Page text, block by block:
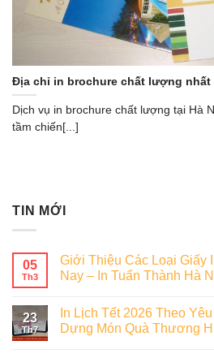
Địa chỉ in brochure chất lượng nhất
Dịch vụ in brochure chất lượng tại Hà
tầm chiến[...]
TIN MỚI
05
Th3
Giới Thiệu Các Loại Giấy
Nay – In Tuấn Thành Hà
23
Th7
In Lịch Tết 2026 Theo
Dựng Món Quà Thương